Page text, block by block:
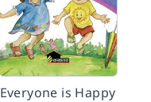
Everyone is Happy